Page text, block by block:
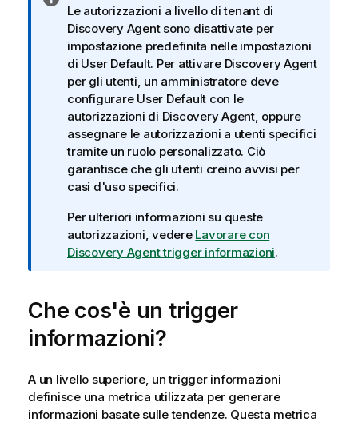
o
t
a
i
n
f
o
r
m
a
t
i
a
Le autorizzazioni a livello di tenant di
Discovery Agentsono disattivate per
impostazione predefinita nelle impostazioni
di User Default. Per attivare Discovery Agent
per gli utenti, un amministratore deve
configurare User Default con le
autorizzazioni di Discovery Agent, oppure
assegnare le autorizzazioni a utenti specifici
tramite un ruolo personalizzato. Ciò
garantisce che gli utenti creino avvisi per
casi d'uso specifici.
Per ulteriori informazioni su queste
autorizzazioni, vedere Lavorare con
Discovery Agent trigger informazioni.
Che cos'è un trigger
informazioni?
A un livello superiore, un trigger informazioni
definisce una metrica utilizzata per generare
informazioni basate sulle tendenze. Questa metrica